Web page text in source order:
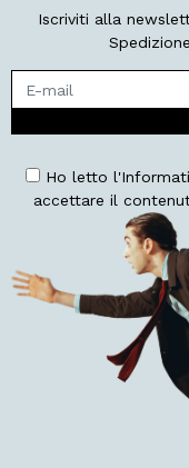
Iscriviti alla
Ho letto
accettare il